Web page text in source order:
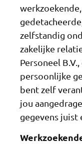
zelfstandig
zakelijke
Personeel
persoonlijke
bent zelf
jou
gegevens juist